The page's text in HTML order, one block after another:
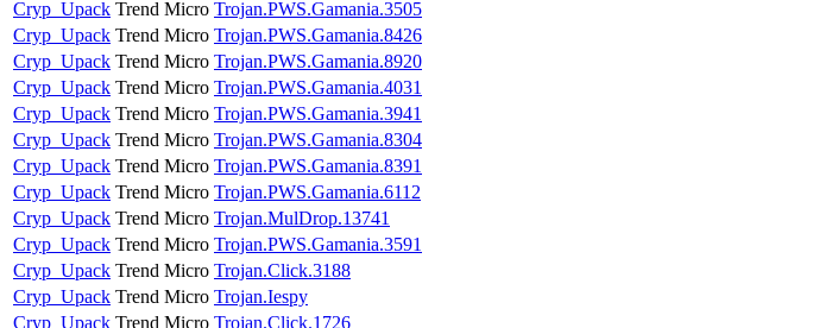
Cryp_Upack Trend Micro Trojan.PWS.Gamania.3505
Cryp_Upack Trend Micro Trojan.PWS.Gamania.8426
Cryp_Upack Trend Micro Trojan.PWS.Gamania.8920
Cryp_Upack Trend Micro Trojan.PWS.Gamania.4031
Cryp_Upack Trend Micro Trojan.PWS.Gamania.3941
Cryp_Upack Trend Micro Trojan.PWS.Gamania.8304
Cryp_Upack Trend Micro Trojan.PWS.Gamania.8391
Cryp_Upack Trend Micro Trojan.PWS.Gamania.6112
Cryp_Upack Trend Micro Trojan.MulDrop.13741
Cryp_Upack Trend Micro Trojan.PWS.Gamania.3591
Cryp_Upack Trend Micro Trojan.Click.3188
Cryp_Upack Trend Micro Trojan.Iespy
Cryp_Upack Trend Micro Trojan.Click.1726